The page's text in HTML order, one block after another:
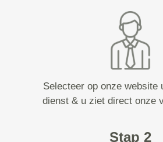
Selecteer op onze website
dienst & u ziet direct onze
Stap 2